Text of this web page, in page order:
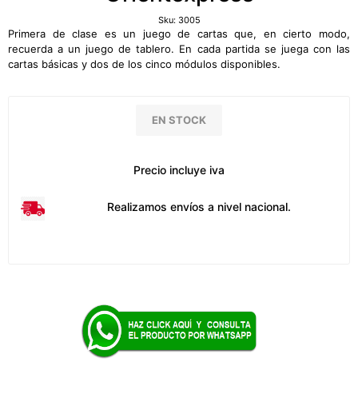
Sku: 3005
Primera de clase es un juego de cartas que, en cierto modo,
recuerda a un juego de tablero. En cada partida se juega con las
cartas básicas y dos de los cinco módulos disponibles.
EN STOCK
Precio incluye iva
Realizamos envíos a nivel nacional.